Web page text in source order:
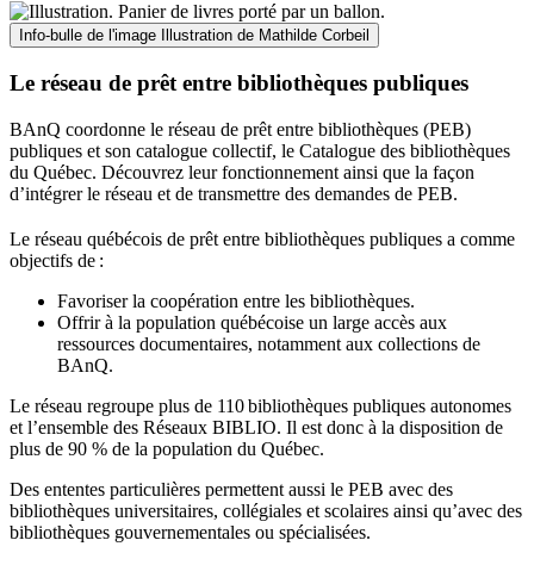
Info-bulle de l'image Illustration de Mathilde Corbeil
Le réseau de prêt entre bibliothèques publiques
BAnQ coordonne le réseau de prêt entre bibliothèques (PEB)
publiques et son catalogue collectif, le Catalogue des bibliothèques
du Québec. Découvrez leur fonctionnement ainsi que la façon
d’intégrer le réseau et de transmettre des demandes de PEB.
Le réseau québécois de prêt entre bibliothèques publiques a comme
objectifs de :
Favoriser la coopération entre les bibliothèques.
Offrir à la population québécoise un large accès aux
ressources documentaires, notamment aux collections de
BAnQ.
Le réseau regroupe plus de 110bibliothèques publiques autonomes
et l’ensemble des Réseaux BIBLIO. Il est donc à la disposition de
plus de 90 % de la population du Québec.
Des ententes particulières permettent aussi le PEB avec des
bibliothèques universitaires, collégiales et scolaires ainsi qu’avec des
bibliothèques gouvernementales ou spécialisées.